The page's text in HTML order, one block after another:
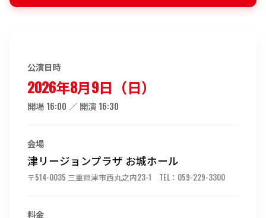
公演日時
2026年8月9日（日）
開場 16:00 ／ 開演 16:30
会場
津リージョンプラザ お城ホール
〒514-0035 三重県津市西丸之内23-1 TEL：059-229-3300
料金